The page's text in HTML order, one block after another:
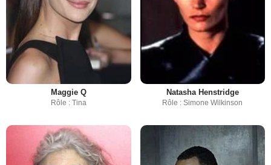
Maggie Q
Rôle : Tina
Natasha Henstridge
Rôle : Simone Wilkinson